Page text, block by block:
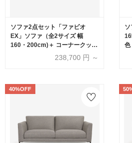
ソファ2点セット「ファビオ
EX」ソファ（全2サイズ 幅
160・200cm)＋ コーナークッシ
#4_4282) 金属脚全2色
238,700 円 ～
色
40%OFF